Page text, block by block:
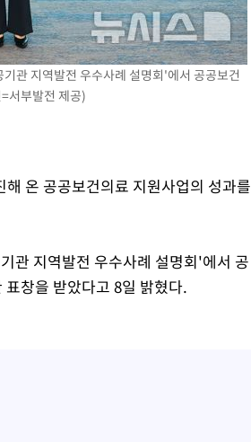
관 지역발전 우수사례 설명회'에서 공공보건
서부발전 제공)
온 공공보건의료 지원사업의 성과를
관 지역발전 우수사례 설명회'에서 공
창을 받았다고 8일 밝혔다.